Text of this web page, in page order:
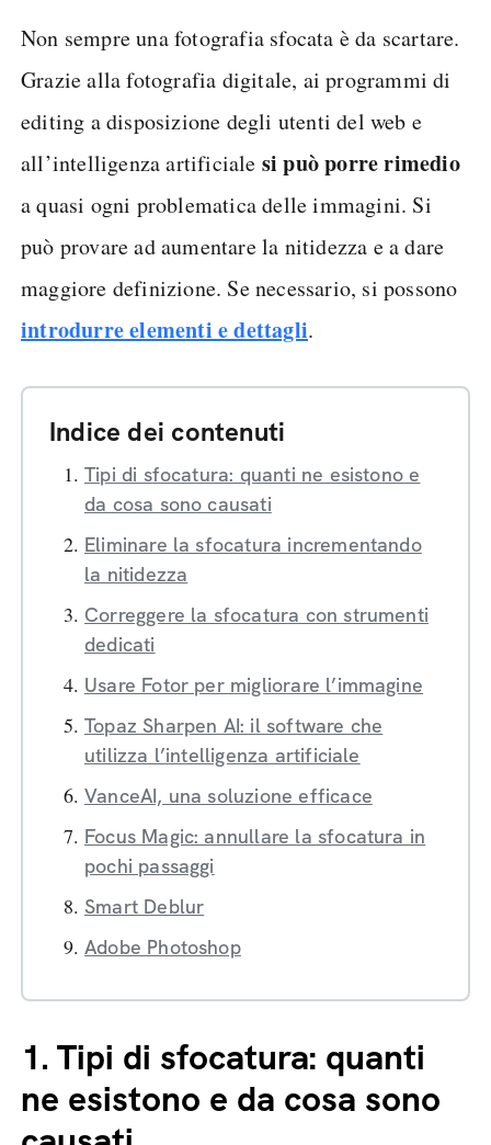
Non sempre una fotografia sfocata è da scartare.
Grazie alla fotografia digitale, ai programmi di
editing a disposizione degli utenti del web e
all’intelligenza artificiale si può porre rimedio
a quasi ogni problematica delle immagini. Si
può provare ad aumentare la nitidezza e a dare
maggiore definizione. Se necessario, si possono
introdurre elementi e dettagli.
Indice dei contenuti
Tipi di sfocatura: quanti ne esistono e
da cosa sono causati
Eliminare la sfocatura incrementando
la nitidezza
Correggere la sfocatura con strumenti
dedicati
Usare Fotor per migliorare l’immagine
Topaz Sharpen AI: il software che
utilizza l’intelligenza artificiale
VanceAI, una soluzione efficace
Focus Magic: annullare la sfocatura in
pochi passaggi
Smart Deblur
Adobe Photoshop
1. Tipi di sfocatura: quanti
ne esistono e da cosa sono